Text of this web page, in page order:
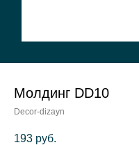
Молдинг DD10
Decor-dizayn
193 руб.